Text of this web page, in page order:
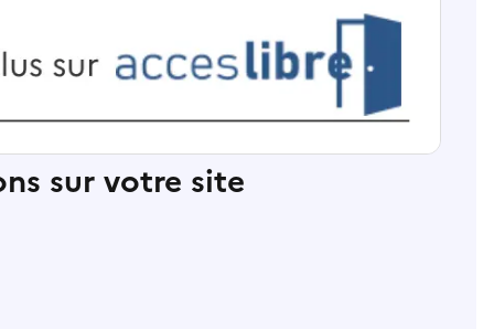
sur votre site